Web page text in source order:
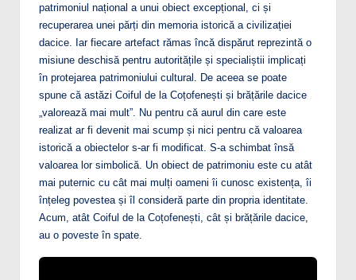
patrimoniul național a unui obiect excepțional, ci și
recuperarea unei părți din memoria istorică a civilizației
dacice. Iar fiecare artefact rămas încă dispărut reprezintă o
misiune deschisă pentru autoritățile și specialiștii implicați
în protejarea patrimoniului cultural. De aceea se poate
spune că astăzi Coiful de la Coțofenești și brățările dacice
„valorează mai mult”. Nu pentru că aurul din care este
realizat ar fi devenit mai scump și nici pentru că valoarea
istorică a obiectelor s-ar fi modificat. S-a schimbat însă
valoarea lor simbolică. Un obiect de patrimoniu este cu atât
mai puternic cu cât mai mulți oameni îi cunosc existența, îi
înțeleg povestea și îl consideră parte din propria identitate.
Acum, atât Coiful de la Coțofenești, cât și brățările dacice,
au o poveste în spate.